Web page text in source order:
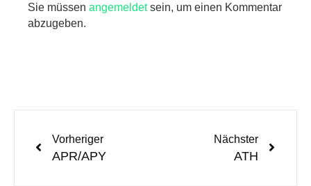
Sie müssen angemeldetsein, um einen Kommentar
abzugeben.
Vorheriger
APR/APY
Nächster
ATH